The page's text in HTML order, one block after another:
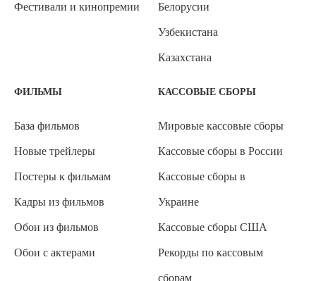
Фестивали и кинопремии Белорусии
Узбекистана
Казахстана
ФИЛЬМЫ
База фильмов
Новые трейлеры
Постеры к фильмам
Кадры из фильмов
Обои из фильмов
Обои с актерами
КАССОВЫЕ СБОРЫ
Мировые кассовые сборы
Кассовые сборы в России
Кассовые сборы в
Украине
Кассовые сборы США
Рекорды по кассовым
сборам